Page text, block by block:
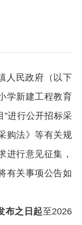
人民政府（以下
学新建工程教育
进行公开招标采
购法》等有关规
进行意见征集，
有关事项公告如
布之日起至2026